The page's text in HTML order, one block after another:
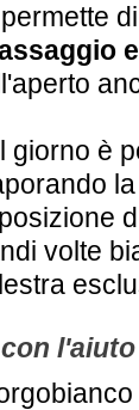
giorno è
volte